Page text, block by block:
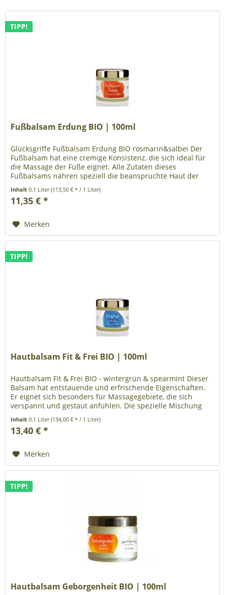
TIPP!
Fußbalsam Erdung BIO | 100ml
Glücksgriffe Fußbalsam Erdung BIO rosmarin&salbei Der
Fußbalsam hat eine cremige Konsistenz, die sich ideal für
die Massage der Füße eignet. Alle Zutaten dieses
Fußbalsams nähren speziell die beanspruchte Haut der
Inhalt0.1 Liter(113,50 € * / 1 Liter)
11,35 € *
Merken
TIPP!
Hautbalsam Fit & Frei BIO | 100ml
Hautbalsam Fit & Frei BIO - wintergrün & spearmint Dieser
Balsam hat entstauende und erfrischende Eigenschaften.
Er eignet sich besonders für Massagegebiete, die sich
verspannt und gestaut anfühlen. Die spezielle Mischung
Inhalt0.1 Liter(134,00 € * / 1 Liter)
13,40 € *
Merken
TIPP!
Hautbalsam Geborgenheit BIO | 100ml